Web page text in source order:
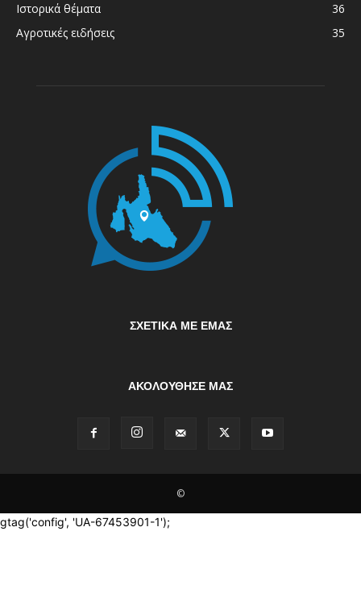
Ιστορικά θέματα
36
Αγροτικές ειδήσεις
35
ΣΧΕΤΙΚΆ ΜΕ ΕΜΆΣ
ΑΚΟΛΟΥΘΗΣΕ ΜΑΣ
©
gtag('config', 'UA-67453901-1');